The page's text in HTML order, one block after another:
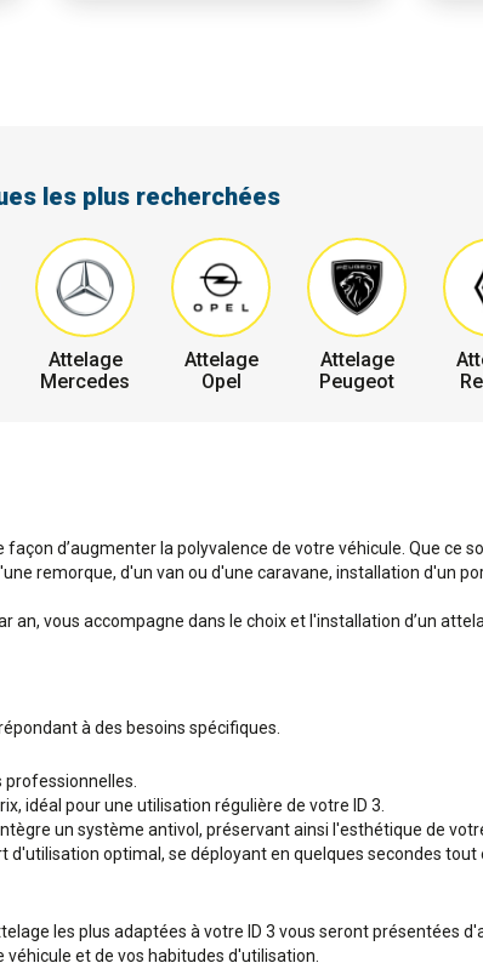
les plus recherchées
Attelage
Mercedes
Attelage
Opel
Attelage
Peugeot
d’augmenter la polyvalence de votre véhicule. Que ce
remorque, d'un van ou d'une caravane, installation d'un
vous accompagne dans le choix et l'installation d’un
à des besoins spécifiques.
professionnelles.
idéal pour une utilisation régulière de votre ID 3.
un système antivol, préservant ainsi l'esthétique de
optimal, se déployant en quelques secondes
les plus adaptées à votre ID 3 vous seront présentées
et de vos habitudes d'utilisation.